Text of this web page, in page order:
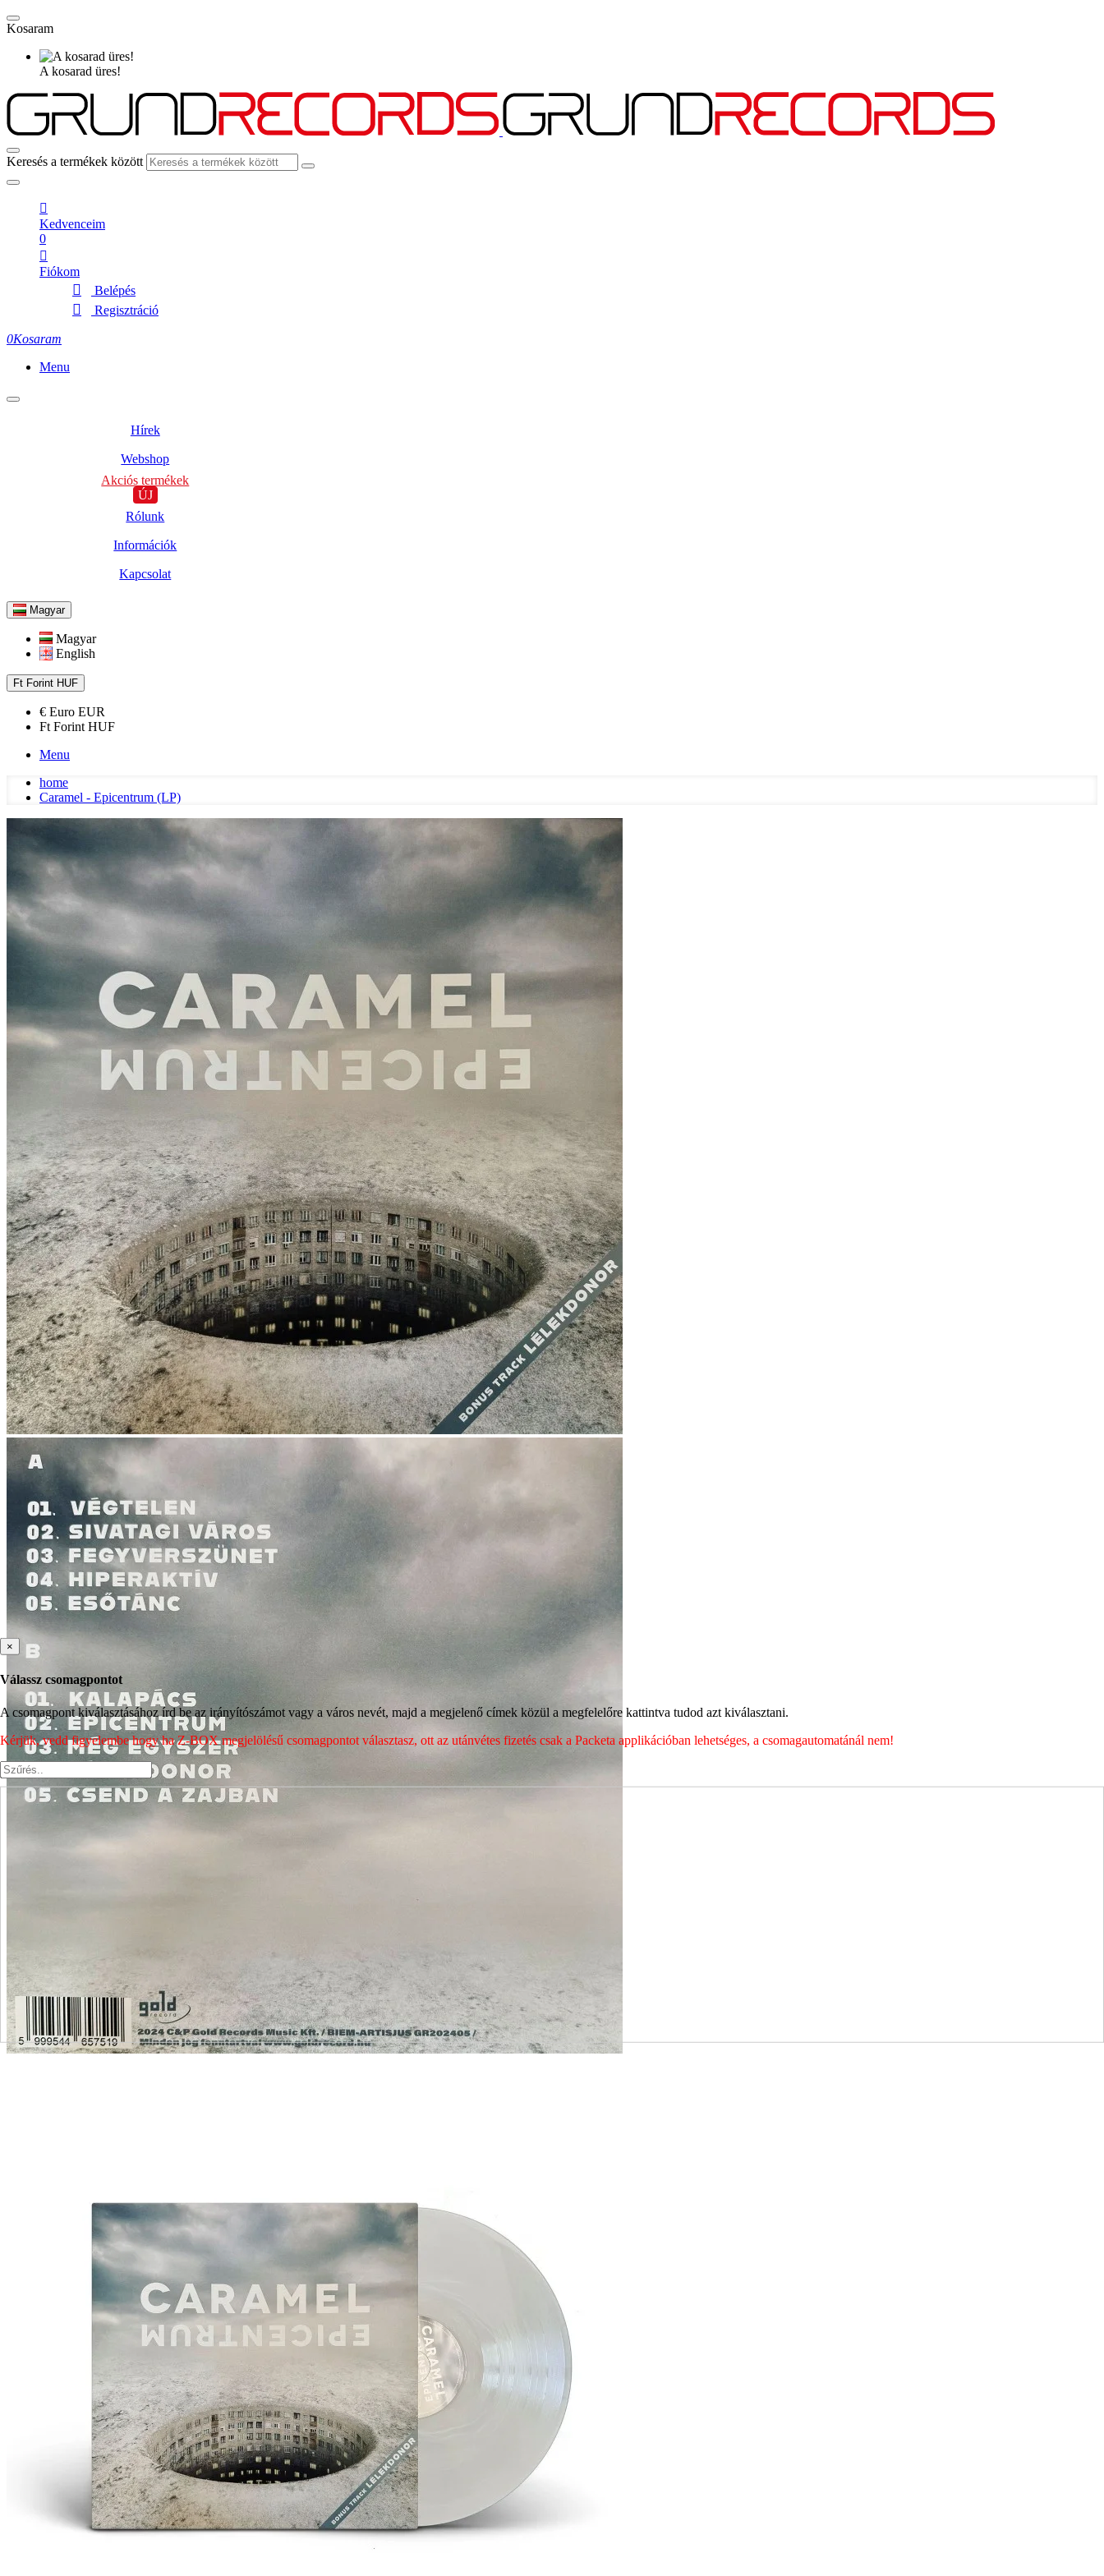
Kosaram
A kosarad üres!
Keresés a termékek között
Kedvenceim
0
Fiókom
Belépés
Regisztráció
0Kosaram
Menu
Hírek
Webshop
Akciós termékek
ÚJ
Rólunk
Információk
Kapcsolat
Magyar
Magyar
English
Ft Forint HUF
€ Euro EUR
Ft Forint HUF
Menu
home
Caramel - Epicentrum (LP)
×
Válassz csomagpontot
A csomagpont kiválasztásához írd be az irányítószámot vagy a város nevét, majd a megjelenő címek közül a megfelelőre kattintva tudod azt kiválasztani.
Kérjük, vedd figyelembe hogy ha Z-BOX megjelölésű csomagpontot választasz, ott az utánvétes fizetés csak a Packeta applikációban lehetséges, a csomagautomatánál nem!